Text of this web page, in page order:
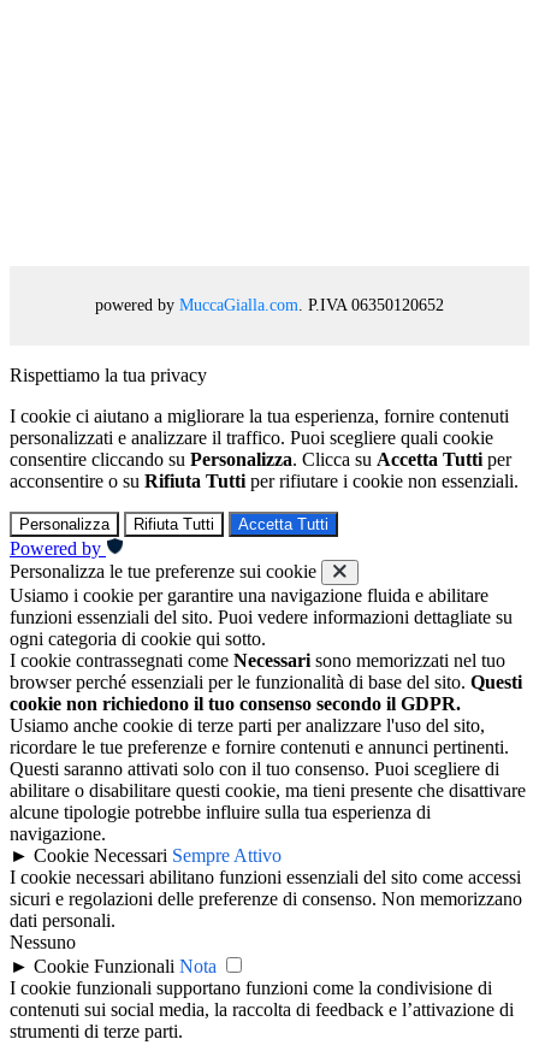
powered by MuccaGialla.com. P.IVA 06350120652
Rispettiamo la tua privacy
I cookie ci aiutano a migliorare la tua esperienza, fornire contenuti
personalizzati e analizzare il traffico. Puoi scegliere quali cookie
consentire cliccando su Personalizza. Clicca su Accetta Tutti per
acconsentire o su Rifiuta Tutti per rifiutare i cookie non essenziali.
Personalizza Rifiuta Tutti Accetta Tutti
Powered by
Personalizza le tue preferenze sui cookie
Usiamo i cookie per garantire una navigazione fluida e abilitare
funzioni essenziali del sito. Puoi vedere informazioni dettagliate su
ogni categoria di cookie qui sotto.
I cookie contrassegnati come Necessari sono memorizzati nel tuo
browser perché essenziali per le funzionalità di base del sito. Questi
cookie non richiedono il tuo consenso secondo il GDPR.
Usiamo anche cookie di terze parti per analizzare l'uso del sito,
ricordare le tue preferenze e fornire contenuti e annunci pertinenti.
Questi saranno attivati solo con il tuo consenso. Puoi scegliere di
abilitare o disabilitare questi cookie, ma tieni presente che disattivare
alcune tipologie potrebbe influire sulla tua esperienza di
navigazione.
► Cookie Necessari Sempre Attivo
I cookie necessari abilitano funzioni essenziali del sito come accessi
sicuri e regolazioni delle preferenze di consenso. Non memorizzano
dati personali.
Nessuno
► Cookie Funzionali Nota
I cookie funzionali supportano funzioni come la condivisione di
contenuti sui social media, la raccolta di feedback e l’attivazione di
strumenti di terze parti.